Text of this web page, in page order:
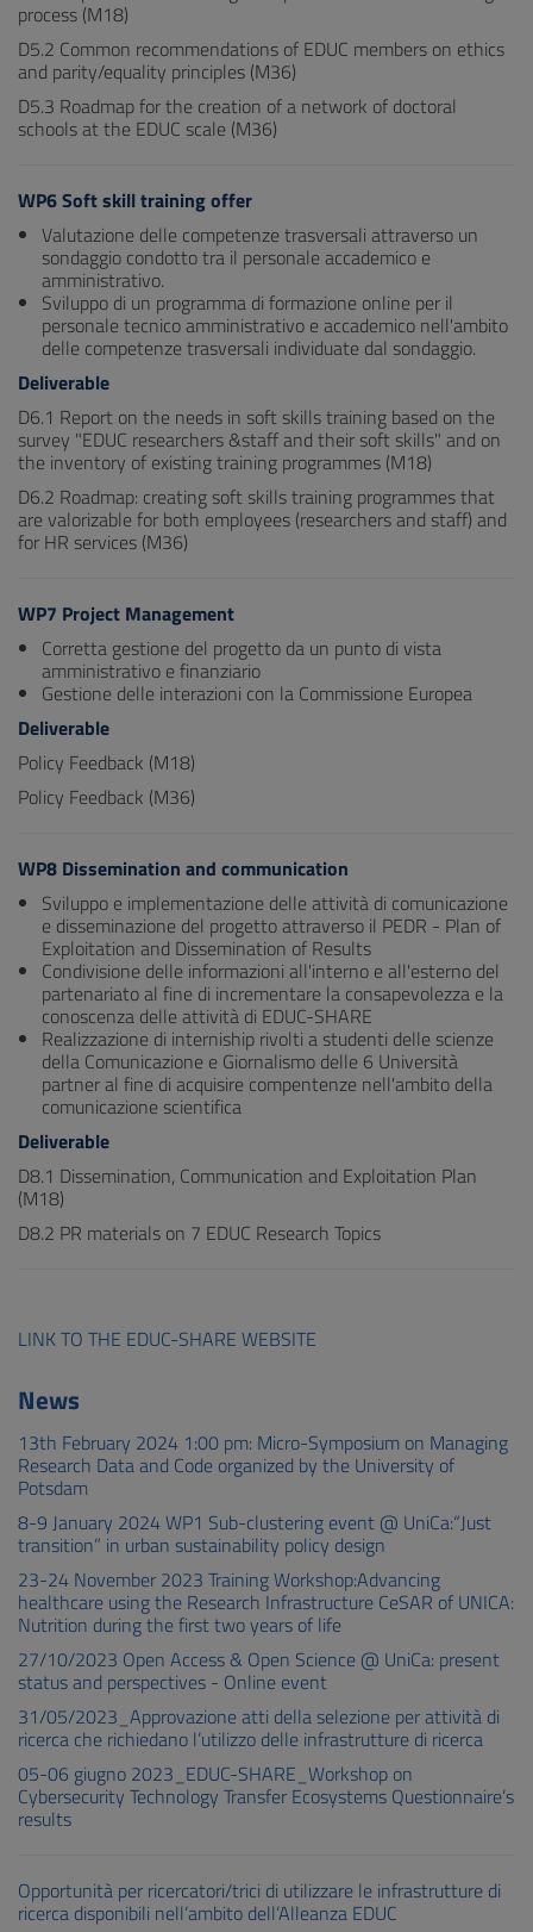
process (M18)
D5.2 Common recommendations of EDUC members on ethics
and parity/equality principles (M36)
D5.3 Roadmap for the creation of a network of doctoral
schools at the EDUC scale (M36)
WP6 Soft skill training offer
Valutazione delle competenze trasversali attraverso un
sondaggio condotto tra il personale accademico e
amministrativo.
Sviluppo di un programma di formazione online per il
personale tecnico amministrativo e accademico nell'ambito
delle competenze trasversali individuate dal sondaggio.
Deliverable
D6.1 Report on the needs in soft skills training based on the
survey "EDUC researchers &staff and their soft skills" and on
the inventory of existing training programmes (M18)
D6.2 Roadmap: creating soft skills training programmes that
are valorizable for both employees (researchers and staff) and
for HR services (M36)
WP7 Project Management
Corretta gestione del progetto da un punto di vista
amministrativo e finanziario
Gestione delle interazioni con la Commissione Europea
Deliverable
Policy Feedback (M18)
Policy Feedback (M36)
WP8 Dissemination and communication
Sviluppo e implementazione delle attività di comunicazione
e disseminazione del progetto attraverso il PEDR - Plan of
Exploitation and Dissemination of Results
Condivisione delle informazioni all'interno e all'esterno del
partenariato al fine di incrementare la consapevolezza e la
conoscenza delle attività di EDUC-SHARE
Realizzazione di interniship rivolti a studenti delle scienze
della Comunicazione e Giornalismo delle 6 Università
partner al fine di acquisire compentenze nell'ambito della
comunicazione scientifica
Deliverable
D8.1 Dissemination, Communication and Exploitation Plan
(M18)
D8.2 PR materials on 7 EDUC Research Topics
LINK TO THE EDUC-SHARE WEBSITE
News
13th February 2024 1:00 pm: Micro-Symposium on Managing
Research Data and Code organized by the University of
Potsdam
8-9 January 2024 WP1 Sub-clustering event @ UniCa:“Just
transition” in urban sustainability policy design
23-24 November 2023 Training Workshop:Advancing
healthcare using the Research Infrastructure CeSAR of UNICA:
Nutrition during the first two years of life
27/10/2023 Open Access & Open Science @ UniCa: present
status and perspectives - Online event
31/05/2023_Approvazione atti della selezione per attività di
ricerca che richiedano l’utilizzo delle infrastrutture di ricerca
05-06 giugno 2023_EDUC-SHARE_Workshop on
Cybersecurity Technology Transfer Ecosystems Questionnaire’s
results
Opportunità per ricercatori/trici di utilizzare le infrastrutture di
ricerca disponibili nell’ambito dell’Alleanza EDUC